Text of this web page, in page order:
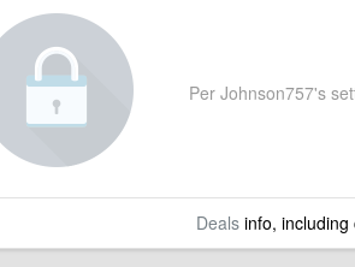
Per Johnson757's
Dealsinfo, including